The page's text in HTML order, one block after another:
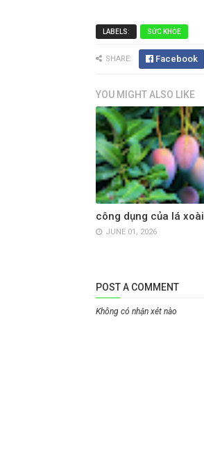
LABELS: SỨC KHỎE
SHARE: Facebook
YOU MIGHT ALSO LIKE
công dụng của lá xoài
JUNE 01, 2026
POST A COMMENT
Không có nhận xét nào